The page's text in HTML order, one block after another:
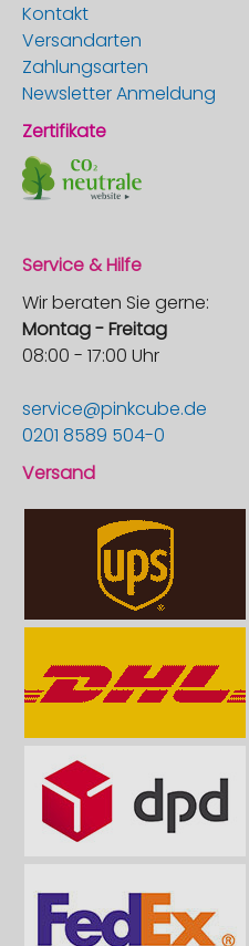
Kontakt
Versandarten
Zahlungsarten
Newsletter Anmeldung
Zertifikate
Service & Hilfe
Wir beraten Sie gerne:
Montag - Freitag
08:00 - 17:00 Uhr
service@pinkcube.de
0201 8589 504-0
Versand